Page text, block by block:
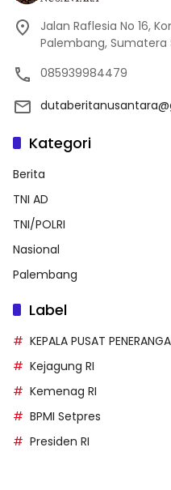
Jalan Raflesia No 16,
Palembang, Sumatera
085939984479
Kategori
Berita
TNI AD
TNI/POLRI
Nasional
Palembang
Label
KEPALA PUSAT
Kejagung RI
Kemenag RI
BPMI Setpres
Presiden RI